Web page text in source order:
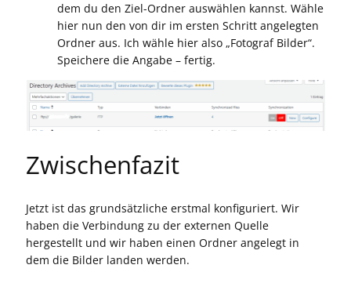
dem du den Ziel-Ordner auswählen kannst. Wähle
hier nun den von dir im ersten Schritt angelegten
Ordner aus. Ich wähle hier also „Fotograf Bilder“.
Speichere die Angabe – fertig.
Zwischenfazit
Jetzt ist das grundsätzliche erstmal konfiguriert. Wir
haben die Verbindung zu der externen Quelle
hergestellt und wir haben einen Ordner angelegt in
dem die Bilder landen werden.